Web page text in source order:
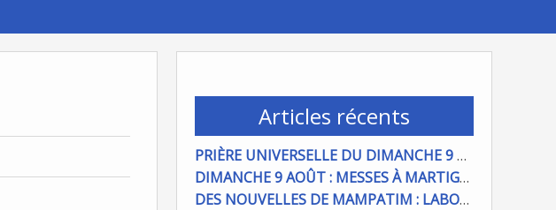
Articles récents
PRIÈRE UNIVERSELLE DU DIMANCHE 9 AOÜT
DIMANCHE 9 AOÛT : MESSES À MARTIGUES ET PORT DE BOUC
DES NOUVELLES DE MAMPATIM : LABOUR DU CHAMP PAROISSIAL